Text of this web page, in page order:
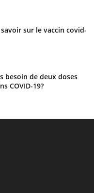
sur le vaccin covid-
besoin de deux doses
COVID-19?